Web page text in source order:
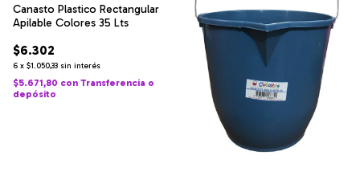
Canasto Plastico Rectangular
Apilable Colores 35 Lts
$6.302
6 x $1.050,33 sin interés
$5.671,80 con Transferencia o
depósito